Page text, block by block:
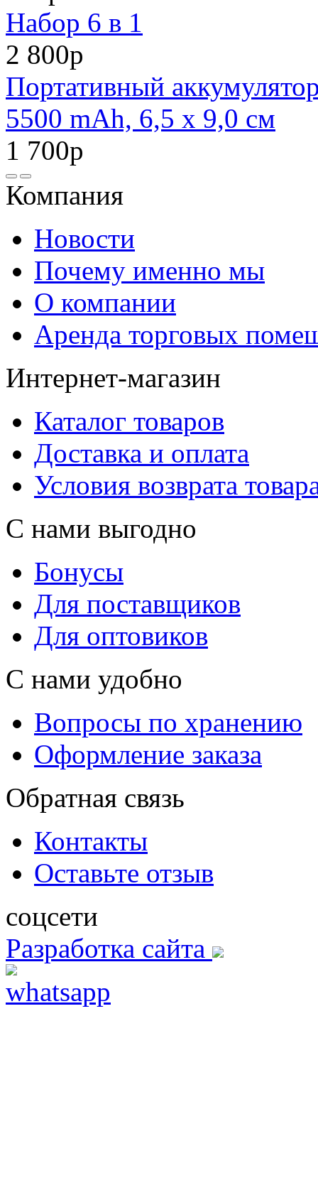
Набор 6 в 1
2 800р
Портативный
5500 mAh, 6,5 х 9,0 см
1 700р
Компания
Новости
Почему именно мы
О компании
Аренда торговых
Интернет-магазин
Каталог товаров
Доставка и оплата
Условия возврата
С нами выгодно
Бонусы
Для поставщиков
Для оптовиков
С нами удобно
Вопросы по хранению
Оформление заказа
Обратная связь
Контакты
Оставьте отзыв
соцсети
Разработка сайта